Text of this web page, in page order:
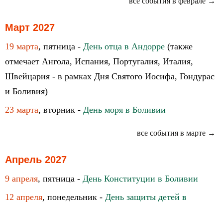
Март 2027
19 марта, пятница - День отца в Андорре (также
отмечает Ангола, Испания, Португалия, Италия,
Швейцария - в рамках Дня Святого Иосифа, Гондурас
и Боливия)
23 марта, вторник - День моря в Боливии
все события в марте →
Апрель 2027
9 апреля, пятница - День Конституции в Боливии
12 апреля, понедельник - День защиты детей в